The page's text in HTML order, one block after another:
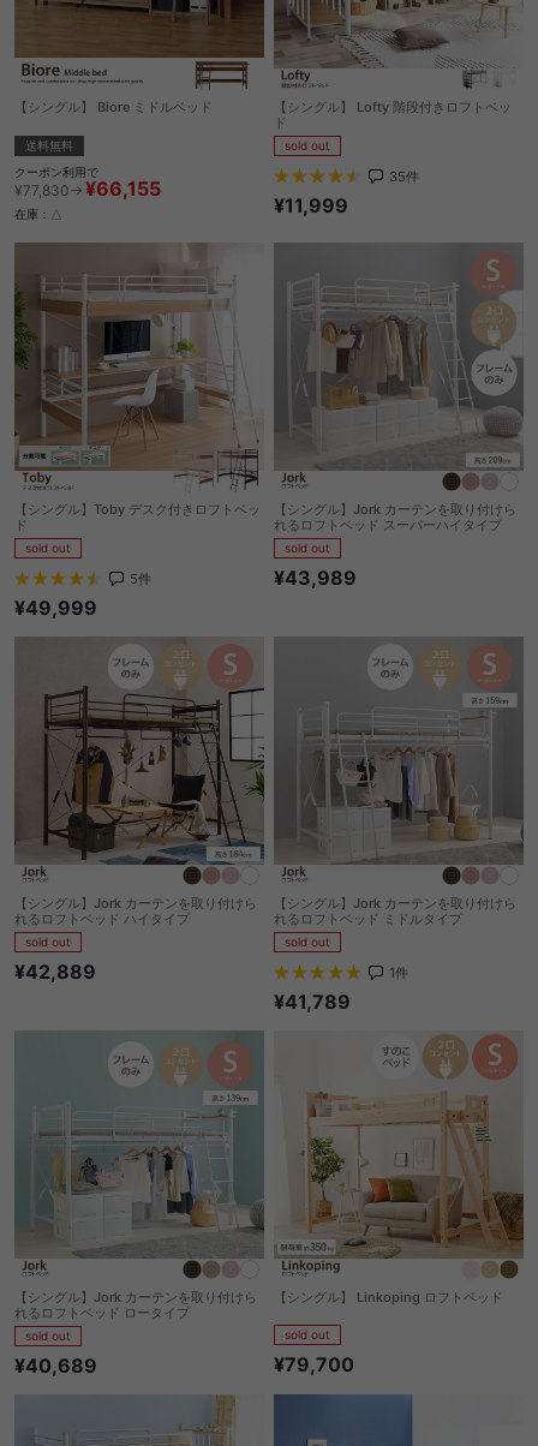
【シングル】 Biore ミドルベッド
送料無料
クーポン利用で
¥77,830→ ¥66,155
在庫：△
【シングル】 Lofty 階段付きロフトベッ
ド
sold out
35件
¥11,999
【シングル】Toby デスク付きロフトベッ
ド
sold out
5件
¥49,999
【シングル】Jork カーテンを取り付けら
れるロフトベッド スーパーハイタイプ
sold out
¥43,989
【シングル】Jork カーテンを取り付けら
れるロフトベッド ハイタイプ
sold out
¥42,889
【シングル】Jork カーテンを取り付けら
れるロフトベッド ミドルタイプ
sold out
1件
¥41,789
【シングル】Jork カーテンを取り付けら
れるロフトベッド ロータイプ
sold out
¥40,689
【シングル】 Linkoping ロフトベッド
sold out
¥79,700